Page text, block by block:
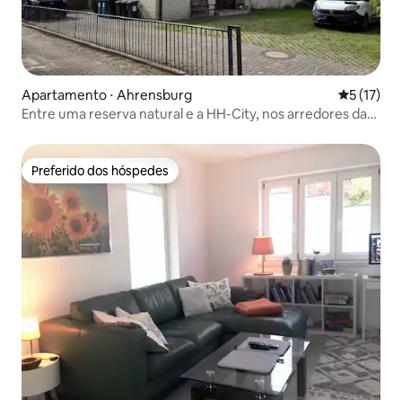
Apartamento ⋅ Ahrensburg 5 de uma
5 (17)
Entre uma reserva natural e a HH-City, nos arredores da
Preferido dos hóspedes
Preferido dos hóspedes